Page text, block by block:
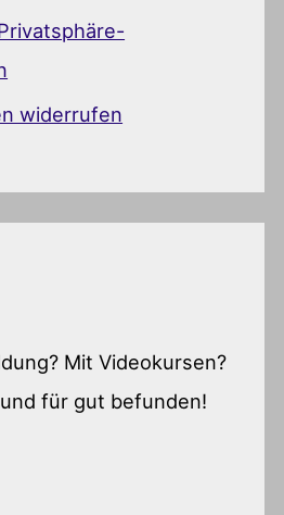
widerrufen
Mit Videokursen?
für gut befunden!